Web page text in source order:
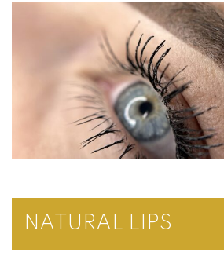
NATURAL LIPS